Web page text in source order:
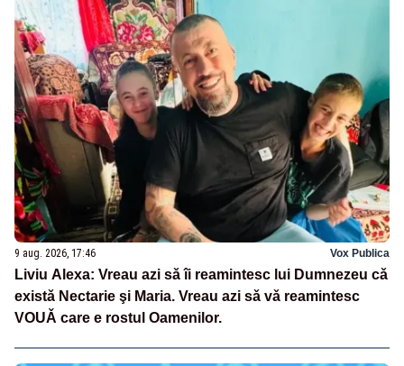
9 aug. 2026, 17:46 Vox Publica
Liviu Alexa: Vreau azi sǎ îi reamintesc lui Dumnezeu cǎ
existǎ Nectarie şi Maria. Vreau azi sǎ vǎ reamintesc
VOUǍ care e rostul Oamenilor.